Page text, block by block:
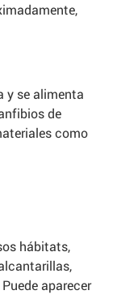
y se alimenta
de
como
hábitats,
aparecer